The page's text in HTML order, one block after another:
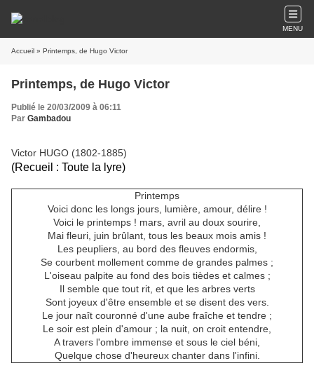
MENU
Accueil » Printemps, de Hugo Victor
Printemps, de Hugo Victor
Publié le 20/03/2009 à 06:11
Par Gambadou
Victor HUGO (1802-1885)
(Recueil : Toute la lyre)
Printemps
Voici donc les longs jours, lumière, amour, délire !
Voici le printemps ! mars, avril au doux sourire,
Mai fleuri, juin brûlant, tous les beaux mois amis !
Les peupliers, au bord des fleuves endormis,
Se courbent mollement comme de grandes palmes ;
L'oiseau palpite au fond des bois tièdes et calmes ;
Il semble que tout rit, et que les arbres verts
Sont joyeux d'être ensemble et se disent des vers.
Le jour naît couronné d'une aube fraîche et tendre ;
Le soir est plein d'amour ; la nuit, on croit entendre,
A travers l'ombre immense et sous le ciel béni,
Quelque chose d'heureux chanter dans l'infini.